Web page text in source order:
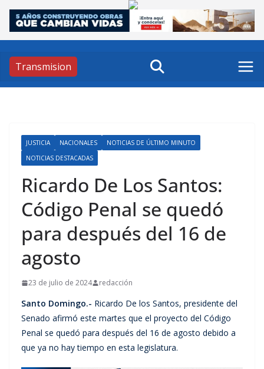
Skip
content
Transmision
JUSTICIA NACIONALES
NOTICIAS DE ÚLTIMO MINUTO
NOTICIAS DESTACADAS
Ricardo De Los Santos:
Código Penal se quedó
para después del 16 de
agosto
23 de julio de 2024 redacción
Santo Domingo.- Ricardo De los Santos, presidente del
Senado afirmó este martes que el proyecto del Código
Penal se quedó para después del 16 de agosto debido a
que ya no hay tiempo en esta legislatura.